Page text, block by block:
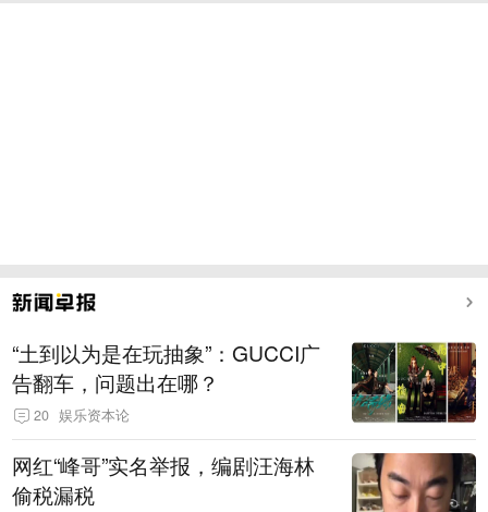
“土到以为是在玩抽象”：GUCCI广
告翻车，问题出在哪？
20 娱乐资本论
网红“峰哥”实名举报，编剧汪海林
偷税漏税